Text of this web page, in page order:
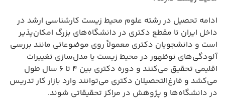
ادامه تحصیل در رشته علوم محیط زیست کارشناسی ارشد در
داخل ایران تا مقطع دکتری در دانشگاه‌های بزرگ امکان‌پذیر
است و دانشجویان دکتری معمولاً روی موضوعاتی مانند بررسی
آلودگی‌های نوظهور در محیط زیست یا مدل‌سازی تغییرات
اقلیمی تحقیق می‌کنند و دوره دکتری بین ۴ تا ۶ سال طول
می‌کشد و فارغ‌التحصیلان دکتری می‌توانند وارد بازار کار تدریس
در دانشگاه‌ها و پژوهش در مراکز تحقیقاتی شوند.